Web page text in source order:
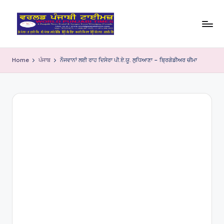
o
rl
d
Home ਪੰਜਾਬ ਨੌਜਵਾਨਾਂ ਲਈ ਰਾਹ ਦਿਸੇਰਾ ਪੀ.ਏ.ਯੂ. ਲੁਧਿਆਣਾ – ਬ੍ਰਿਗੇਡੀਅਰ ਚੀਮਾ